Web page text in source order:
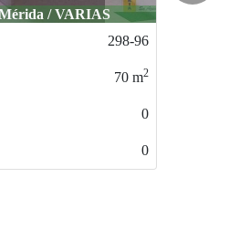
/ VARIAS
298-96
70 m2
0
0